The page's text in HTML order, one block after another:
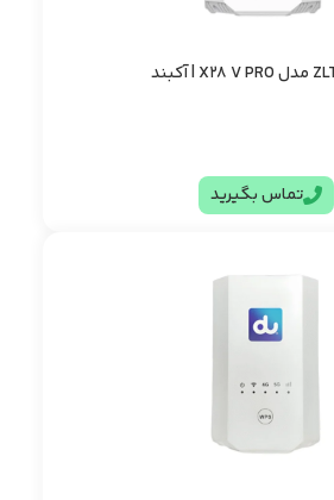
تماس بگیرید